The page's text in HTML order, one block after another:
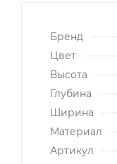
Бренд
Цвет
Высота
Глубина
Ширина
Материал
Артикул